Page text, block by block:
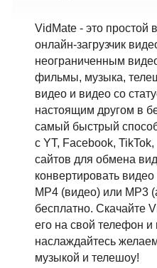
VidMate - это простой
онлайн-загрузчик
неограниченным
фильмы, музыка,
видео и видео со
настоящим другом в
самый быстрый
с YT, Facebook,
сайтов для обмена
конвертировать
MP4 (видео) или MP3
бесплатно. Скачайте
его на свой телефон и
наслаждайтесь
музыкой и телешоу!